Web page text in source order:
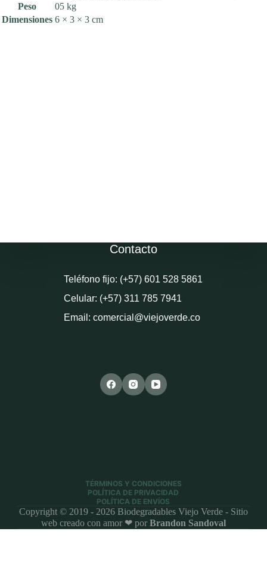
Peso
05 kg
Dimensiones 6 × 3 × 3 cm
Contacto
Teléfono fijo: (+57) 601 528 5861
Celular: (+57) 311 785 7941
Email: comercial@viejoverde.co
TÉRMINOS Y CONDICIONES
POLÍTICA DE PRIVACIDAD
POLÍTICA DE ENVÍOS
Copyright © 2019 - 2026 Biodegradables Viejo Verde - Sitio
web creado con amor ❤ por Brandon Sandoval